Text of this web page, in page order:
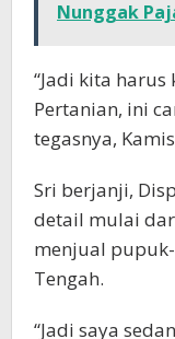
Nunggak
“Jadi kita
Pertanian, ini
tegasnya,
Sri berjanji,
detail mulai
menjual
Tengah.
“Jadi saya